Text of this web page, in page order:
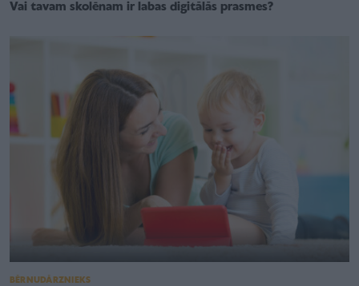
Vai tavam skolēnam ir labas digitālās prasmes?
BĒRNUDĀRZNIEKS